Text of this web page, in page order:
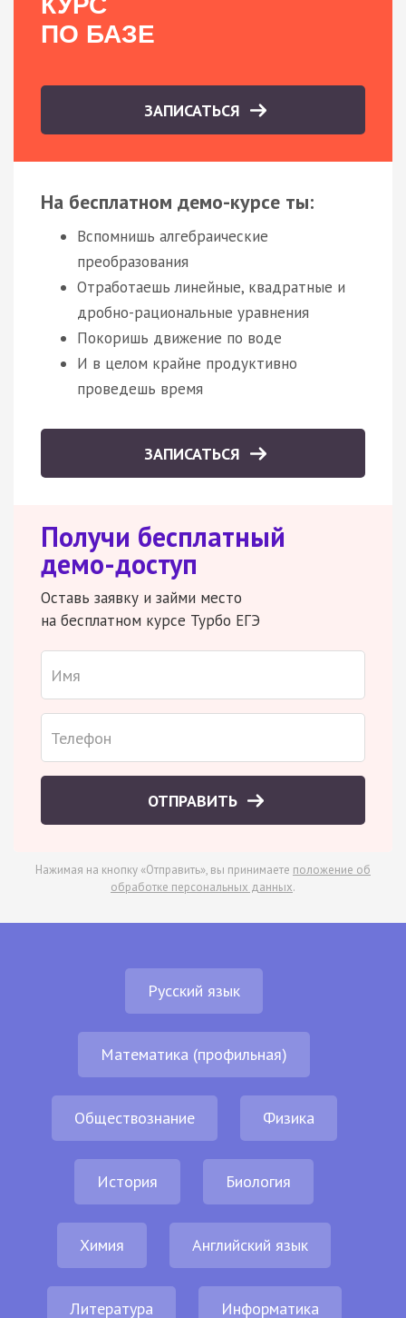
ПО БАЗЕ
ЗАПИСАТЬСЯ
На бесплатном демо-курсе ты:
Вспомнишь алгебраические
преобразования
Отработаешь линейные, квадратные и
дробно-рациональные уравнения
Покоришь движение по воде
И в целом крайне продуктивно
проведешь время
ЗАПИСАТЬСЯ
Получи бесплатный
демо-доступ
Оставь заявку и займи место
на бесплатном курсе Турбо ЕГЭ
ОТПРАВИТЬ
Нажимая на кнопку «Отправить», вы принимаете положение об
обработке персональных данных.
Русский язык
Математика (профильная)
Обществознание Физика
История Биология
Химия Английский язык
Литература Информатика